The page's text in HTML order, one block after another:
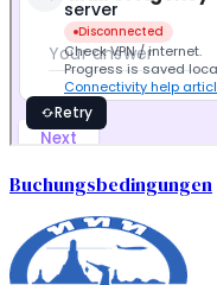
Buchungsbedingungen